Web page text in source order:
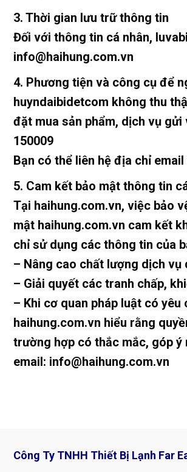
3. Thời gian lưu trữ thông tin
Đối với thông tin cá nhân,
info@haihung.com.vn
4. Phương tiện và công cụ để
huyndaibidetcom không thu
đặt mua sản phẩm, dịch vụ
150009
Bạn có thể liên hệ địa chỉ
5. Cam kết bảo mật thông tin
Tại haihung.com.vn, việc bảo
mật haihung.com.vn cam kết
chỉ sử dụng các thông tin của
– Nâng cao chất lượng dịch vụ
– Giải quyết các tranh chấp,
– Khi cơ quan pháp luật có yêu
haihung.com.vn hiểu rằng
trường hợp có thắc mắc, góp ý
email: info@haihung.com.vn
Công Ty TNHH Thiết Bị Lạnh Far